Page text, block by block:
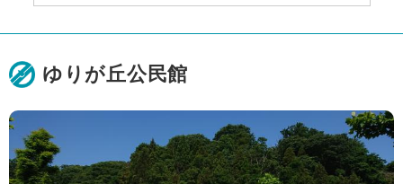
ゆりが丘公民館